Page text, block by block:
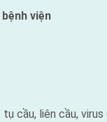
viện
cầu, liên cầu,